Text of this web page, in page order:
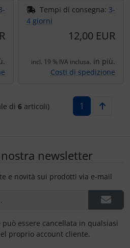
Tempi di consegna: 3-
4 giorni
12,00 EUR
incl. 19 % IVA inclusa. in più.
Costi di spedizione
di 6 articoli) 1
newsletter
e novità sui prodotti via e-mail
essere cancellata in qualsiasi
proprio account cliente.